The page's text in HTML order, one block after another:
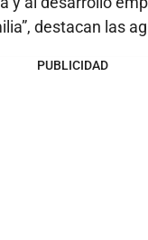
destacan las
PUBLICIDAD